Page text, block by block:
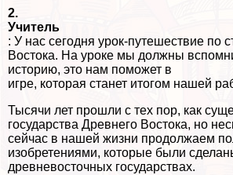
2.
Учитель
: У нас сегодня урок-путешествие по
Востока. На уроке мы должны
историю, это нам поможет в
игре, которая станет итогом нашей
Тысячи лет прошли с тех пор, как
государства Древнего Востока, но
сейчас в нашей жизни продолжаем
изобретениями, которые были
древневосточных государствах.